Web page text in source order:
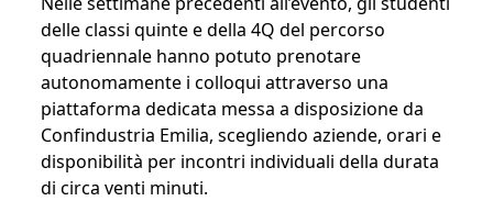
delle classi quinte e della 4Q del percorso
quadriennale hanno potuto prenotare
autonomamente i colloqui attraverso una
piattaforma dedicata messa a disposizione da
Confindustria Emilia, scegliendo aziende, orari e
disponibilità per incontri individuali della durata
di circa venti minuti.